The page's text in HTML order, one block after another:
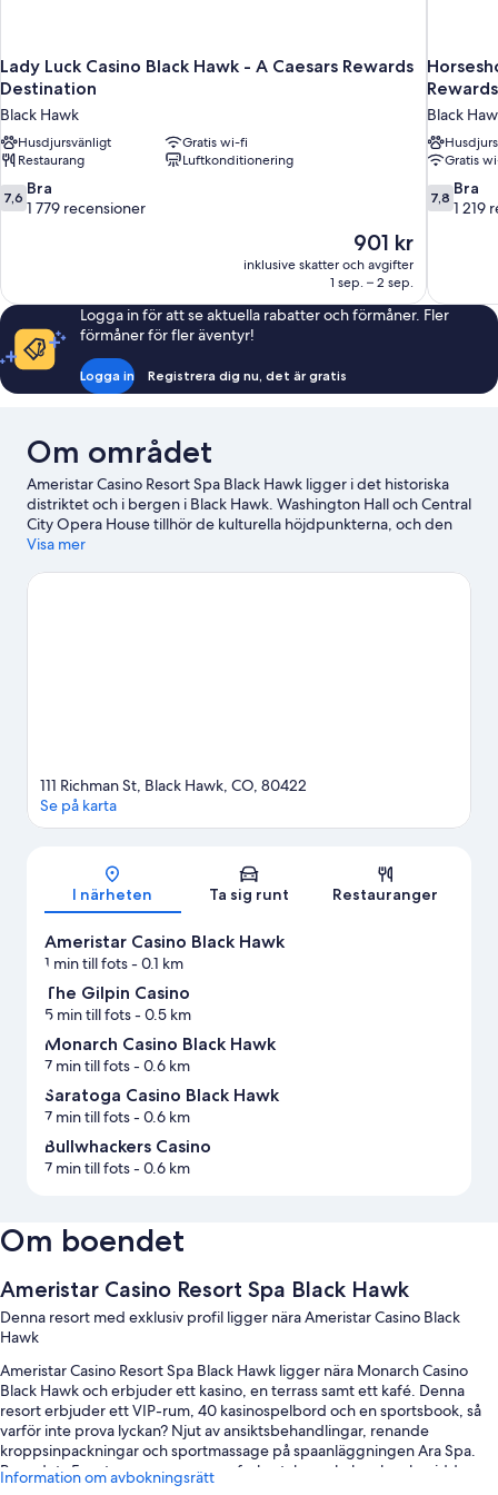
Lady Luck Casino Black Hawk - A Caesars Rewards
Destination
Black Hawk
Husdjursvänligt
Gratis wi-fi
Restaurang
Luftkonditionering
7.6
av7,6 Bra
1 779 recensioner
Priset
är
901 kr
901 kr
inklusive skatter och avgifter
1 sep. – 2 sep.
Black
Gratis
7.8
av
7,8 Bra
1 219
Logga in för att se aktuella rabatter och förmåner. Fler
förmåner för fler äventyr!
Logga in Registrera dig nu, det är gratis
Om området
Ameristar Casino Resort Spa Black Hawk ligger i det historiska
distriktet och i bergen i Black Hawk. Washington Hall och Central
City Opera House tillhör de kulturella höjdpunkterna, och den
som vill uppleva olika aktiviteter kan besöka Howlin Wind
utekväll? Då ska du testa Woodcellar och Buchanan Park
Visa mer
Karta
111 Richman St, Black Hawk, CO, 80422
Se på karta
I närheten Ta sig runt Restauranger
Ameristar Casino Black Hawk
1 min till fots- 0.1 km
The Gilpin Casino
5 min till fots- 0.5 km
Monarch Casino Black Hawk
7 min till fots- 0.6 km
Saratoga Casino Black Hawk
7 min till fots- 0.6 km
Bullwhackers Casino
7 min till fots- 0.6 km
Om boendet
Ameristar Casino Resort Spa Black Hawk
Denna resort med exklusiv profil ligger nära Ameristar Casino Black
Hawk
Ameristar Casino Resort Spa Black Hawk ligger nära Monarch Casino
Black Hawk och erbjuder ett kasino, en terrass samt ett kafé. Denna
resort erbjuder ett VIP-rum, 40 kasinospelbord och en sportsbook, så
varför inte prova lyckan? Njut av ansiktsbehandlingar, renande
kroppsinpackningar och sportmassage på spaanläggningen Ara Spa.
Boendets 5 restauranger serverar frukost, brunch, lunch och middag
Information om avbokningsrätt